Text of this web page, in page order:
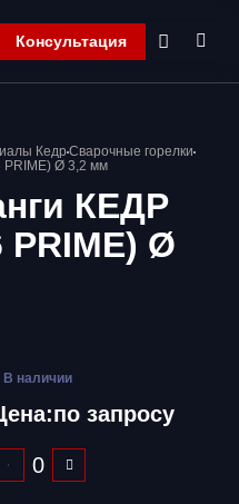
Консультация
Главная
Компания
Продукция
Контакты
Корзина
Кедр Сварочные горелки
PRIME) Ø 3,2 мм
КЕДР
PRIME) Ø
В наличии
по запросу